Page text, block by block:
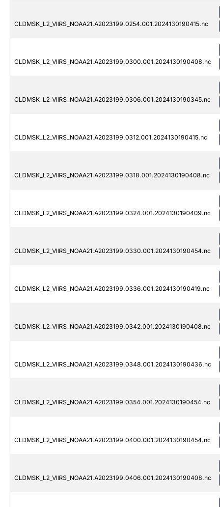
CLDMSK_L2_VIIRS_NOAA21.A2023199.0254.001.2024130190415.nc
CLDMSK_L2_VIIRS_NOAA21.A2023199.0300.001.2024130190408.nc
CLDMSK_L2_VIIRS_NOAA21.A2023199.0306.001.2024130190345.nc
CLDMSK_L2_VIIRS_NOAA21.A2023199.0312.001.2024130190415.nc
CLDMSK_L2_VIIRS_NOAA21.A2023199.0318.001.2024130190408.nc
CLDMSK_L2_VIIRS_NOAA21.A2023199.0324.001.2024130190409.nc
CLDMSK_L2_VIIRS_NOAA21.A2023199.0330.001.2024130190454.nc
CLDMSK_L2_VIIRS_NOAA21.A2023199.0336.001.2024130190419.nc
CLDMSK_L2_VIIRS_NOAA21.A2023199.0342.001.2024130190408.nc
CLDMSK_L2_VIIRS_NOAA21.A2023199.0348.001.2024130190436.nc
CLDMSK_L2_VIIRS_NOAA21.A2023199.0354.001.2024130190454.nc
CLDMSK_L2_VIIRS_NOAA21.A2023199.0400.001.2024130190454.nc
CLDMSK_L2_VIIRS_NOAA21.A2023199.0406.001.2024130190408.nc